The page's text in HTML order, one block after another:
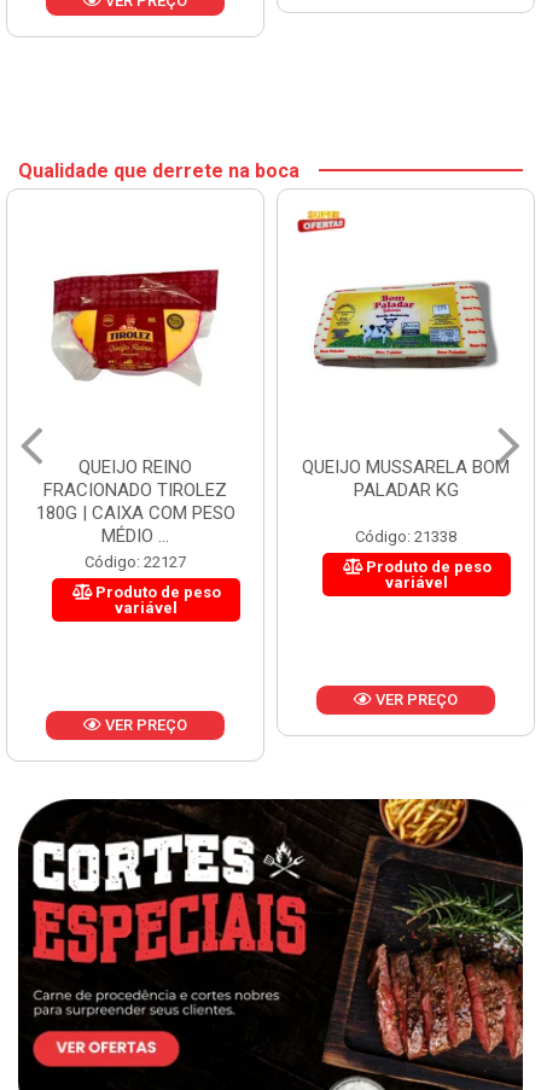
Qualidade que derrete na boca
QUEIJO REINO
FRACIONADO TIROLEZ
180G | CAIXA COM PESO
MÉDIO ...
Código: 22127
Produto de peso
variável
VER PREÇO
QUEIJO MUSSARELA BOM
PALADAR KG
Código: 21338
Produto de peso
variável
VER PREÇO